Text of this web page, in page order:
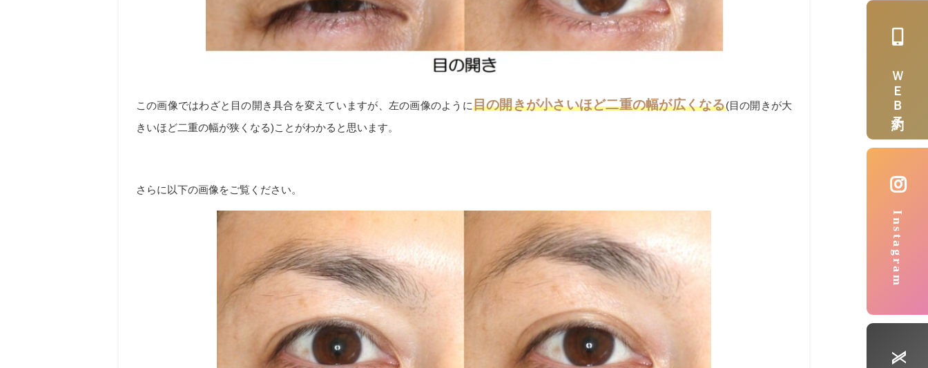
ＷＥＢ予約
Instagram
この画像ではわざと目の開き具合を変えていますが、左の画像のように目の開きが小さいほど二重の幅が広くなる(目の開きが大
きいほど二重の幅が狭くなる)ことがわかると思います。
さらに以下の画像をご覧ください。